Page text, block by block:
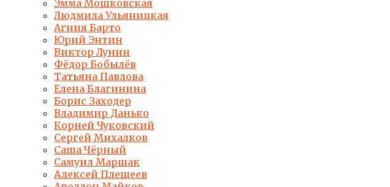
Эмма Мошковская
Людмила Ульяницкая
Агния Барто
Юрий Энтин
Виктор Лунин
Фёдор Бобылёв
Татьяна Павлова
Елена Благинина
Борис Заходер
Владимир Данько
Корней Чуковский
Сергей Михалков
Саша Чёрный
Самуил Маршак
Алексей Плещеев